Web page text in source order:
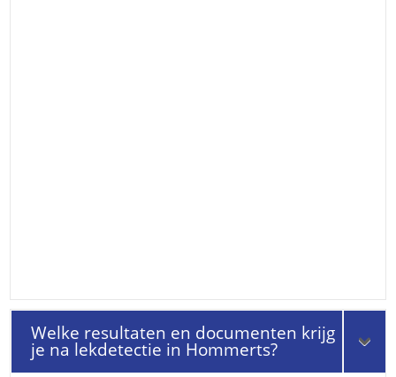
Welke resultaten en documenten krijg
je na lekdetectie in Hommerts?